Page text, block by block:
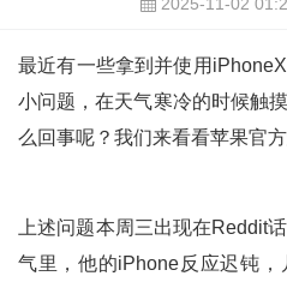
最近有一些拿到并使用
小问题，在天气寒冷的时候触
么回事呢？我们来看看苹果官
上述问题本周三出现在Reddit
气里，他的iPhone反应迟钝